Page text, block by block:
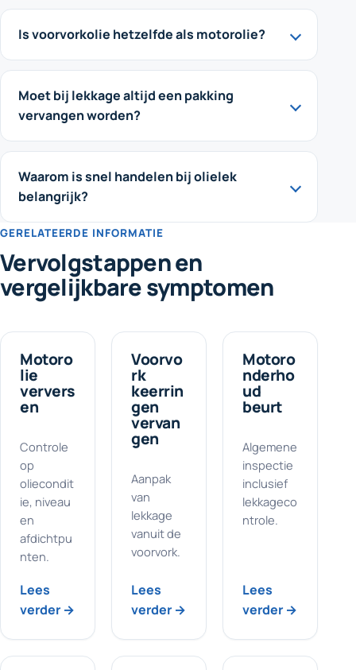
Is voorvorkolie hetzelfde als motorolie?
Moet bij lekkage altijd een pakking
vervangen worden?
Waarom is snel handelen bij olielek
belangrijk?
GERELATEERDE INFORMATIE
Vervolgstappen en
vergelijkbare symptomen
Motoro
lie
ververs
en
Controle
op
oliecondit
ie, niveau
en
afdichtpu
nten.
Lees
verder →
Voorvo
rk
keerrin
gen
vervan
gen
Aanpak
van
lekkage
vanuit de
voorvork.
Lees
verder →
Motoro
nderho
ud
beurt
Algemene
inspectie
inclusief
lekkageco
ntrole.
Lees
verder →